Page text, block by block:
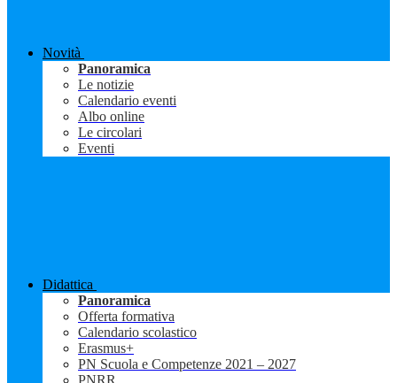
Novità
Panoramica
Le notizie
Calendario eventi
Albo online
Le circolari
Eventi
Didattica
Panoramica
Offerta formativa
Calendario scolastico
Erasmus+
PN Scuola e Competenze 2021 – 2027